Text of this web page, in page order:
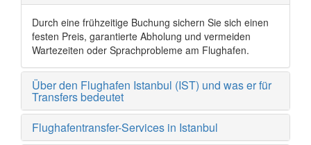
Durch eine frühzeitige Buchung sichern Sie sich einen
festen Preis, garantierte Abholung und vermeiden
Wartezeiten oder Sprachprobleme am Flughafen.
Über den Flughafen Istanbul (IST) und was er für
Transfers bedeutet
Flughafentransfer-Services in Istanbul